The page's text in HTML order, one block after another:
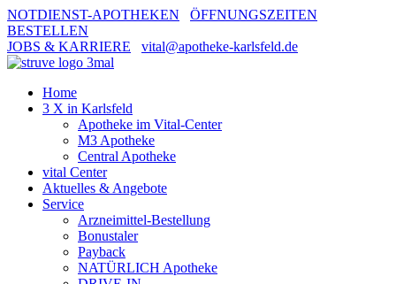
NOTDIENST-APOTHEKEN
ÖFFNUNGSZEITEN
BESTELLEN
JOBS & KARRIERE
vital@apotheke-karlsfeld.de
Home
3 X in Karlsfeld
Apotheke im Vital-Center
M3 Apotheke
Central Apotheke
vital Center
Aktuelles & Angebote
Service
Arzneimittel-Bestellung
Bonustaler
Payback
NATÜRLICH Apotheke